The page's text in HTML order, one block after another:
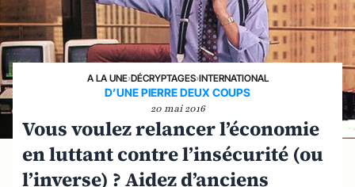
A LA UNE›DÉCRYPTAGES›INTERNATIONAL
D’UNE PIERRE DEUX COUPS
20 mai 2016
Vous voulez relancer l’économie
en luttant contre l’insécurité (ou
l’inverse) ? Aidez d’anciens